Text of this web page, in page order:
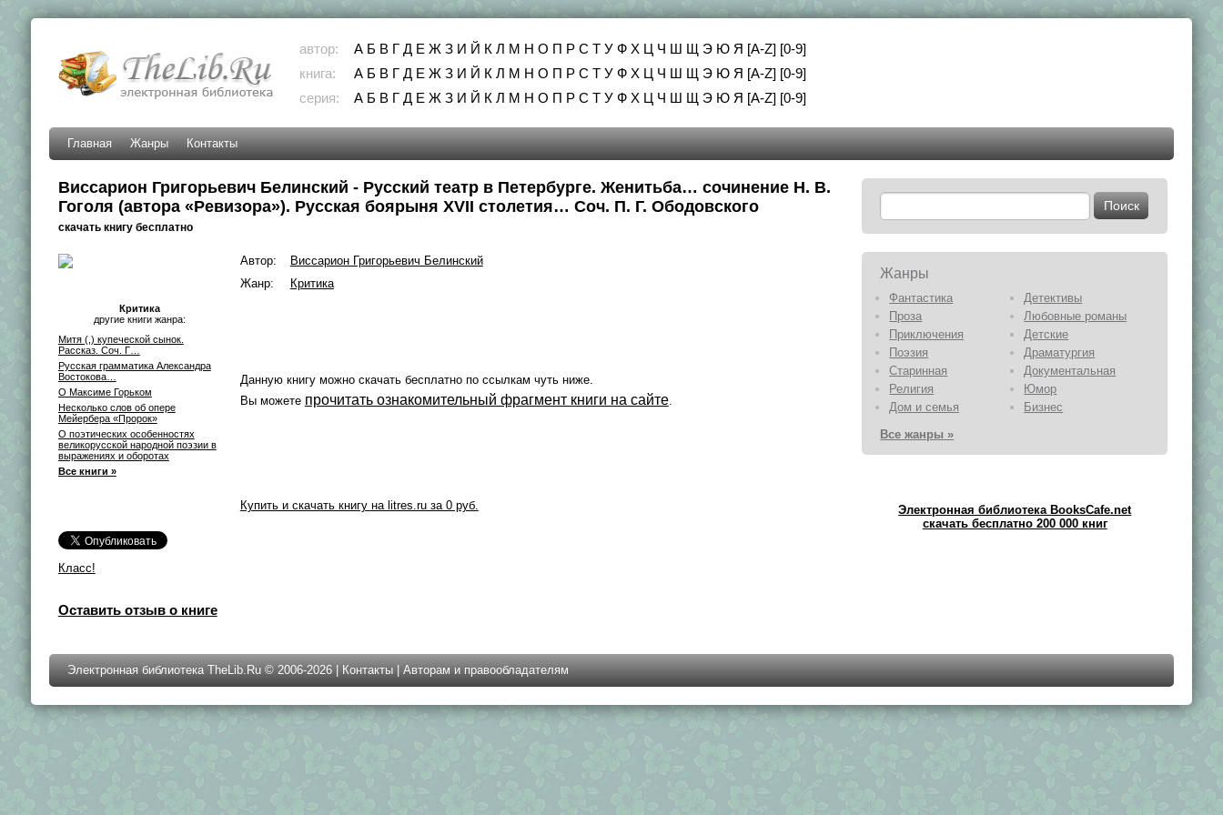
автор: А Б В Г Д Е Ж З И Й К Л М Н О П Р С Т У Ф Х Ц Ч Ш Щ Э Ю Я [A-Z] [0-9]
книга:
А Б В Г Д Е Ж З И Й К Л М Н О П Р С Т У Ф Х Ц Ч Ш Щ Э Ю Я [A-Z] [0-9]
серия:
А Б В Г Д Е Ж З И Й К Л М Н О П Р С Т У Ф Х Ц Ч Ш Щ Э Ю Я [A-Z] [0-9]
Главная Жанры Контакты
Виссарион Григорьевич Белинский - Русский театр в Петербурге. Женитьба… сочинение Н. В.
Гоголя (автора «Ревизора»). Русская боярыня XVII столетия… Соч. П. Г. Ободовского
скачать книгу бесплатно
Критика
другие книги жанра:
Митя (,) купеческой сынок.
Рассказ. Соч. Г…
Русская грамматика Александра
Востокова…
О Максиме Горьком
Несколько слов об опере
Мейербера «Пророк»
О поэтических особенностях
великорусской народной поэзии в
выражениях и оборотах
Все книги »
Класс!
Автор:
Виссарион Григорьевич Белинский
Жанр:
Критика
Данную книгу можно скачать бесплатно по ссылкам чуть ниже.
Вы можете прочитать ознакомительный фрагмент книги на сайте.
Купить и скачать книгу на litres.ru за 0 руб.
Оставить отзыв о книге
Жанры
Фантастика
Детективы
Проза
Любовные романы
Приключения
Детские
Поэзия
Драматургия
Старинная
Документальная
Религия
Юмор
Дом и семья
Бизнес
Все жанры »
Электронная библиотека BooksCafe.net
скачать бесплатно 200 000 книг
Электронная библиотека TheLib.Ru © 2006-2026 | Контакты| Авторам и правообладателям